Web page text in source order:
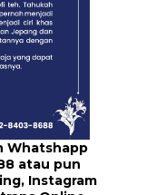
Whatshapp
atau pun
, Instagram